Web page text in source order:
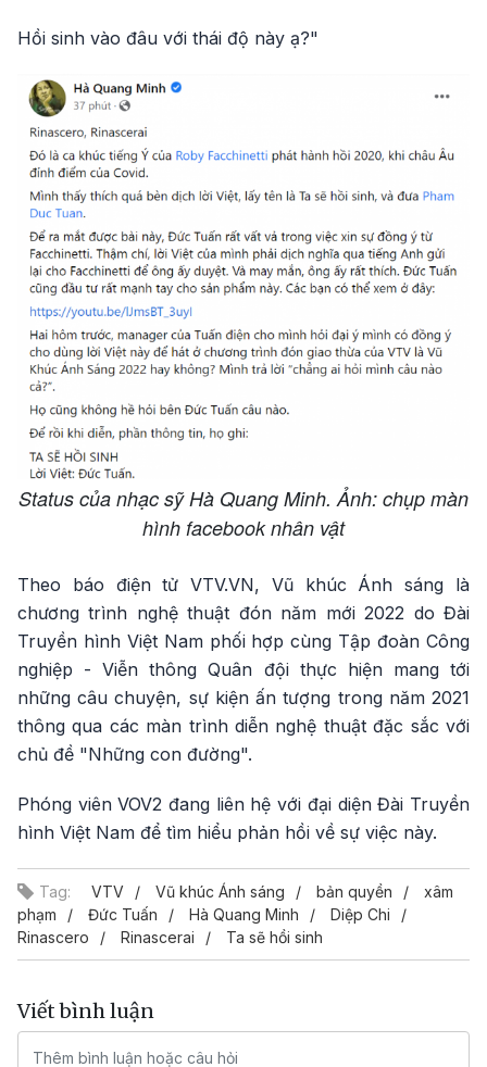
Hồi sinh vào đâu với thái độ này ạ?"
Status của nhạc sỹ Hà Quang Minh. Ảnh: chụp màn
hình facebook nhân vật
Theo báo điện tử VTV.VN, Vũ khúc Ánh sáng là
chương trình nghệ thuật đón năm mới 2022 do Đài
Truyền hình Việt Nam phối hợp cùng Tập đoàn Công
nghiệp - Viễn thông Quân đội thực hiện mang tới
những câu chuyện, sự kiện ấn tượng trong năm 2021
thông qua các màn trình diễn nghệ thuật đặc sắc với
chủ đề "Những con đường".
Phóng viên VOV2 đang liên hệ với đại diện Đài Truyền
hình Việt Nam để tìm hiểu phản hồi về sự việc này.
Tag: VTV Vũ khúc Ánh sáng bản quyền
xâm
phạm
Đức Tuấn Hà Quang Minh
Diệp Chi
Rinascero
Rinascerai Ta sẽ hồi sinh
Viết bình luận